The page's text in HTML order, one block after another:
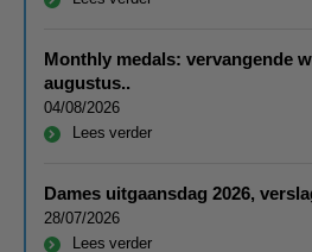
Monthly medals: vervangende
augustus..
04/08/2026
Lees verder
Dames uitgaansdag 2026,
28/07/2026
Lees verder